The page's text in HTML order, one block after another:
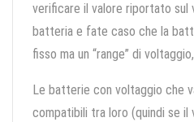
verificare il valore riportato sul
batteria e fate caso che la
fisso ma un “range” di
Le batterie con voltaggio che
compatibili tra loro (quindi se